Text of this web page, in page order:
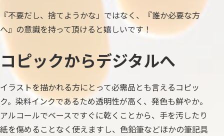
『不要だし、捨てようかな」ではなく、『誰か必要な方
へ』の意識を持って頂けると嬉しいです！
コピックからデジタルへ
イラストを描かれる方にとって必需品とも言えるコピッ
ク。染料インクであるため透明性が高く、発色も鮮やか。
アルコールでベースですぐに乾くことから、手を汚したり
紙を傷めることなく使えますし、色鉛筆などほかの筆記具